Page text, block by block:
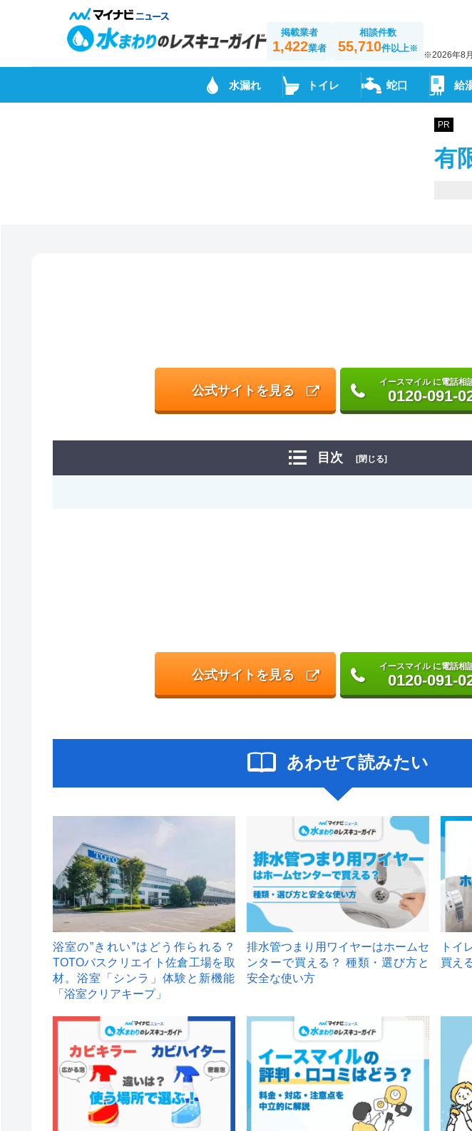
掲載業者
1,422業者
相談件数
55,710件以上※
※2026年8
水漏れ トイレ 蛇口 給
PR
有
公式サイトを見る
イースマイル に電話相
0120-091-
目次 [閉じる]
公式サイトを見る
イースマイル に電話相
0120-091-
あわせて読みたい
浴室の”きれい”はどう作られる？
TOTOバスクリエイト佐倉工場を取
材。浴室「シンラ」体験と新機能
「浴室クリアキープ」
排水管つまり用ワイヤーはホームセ
ンターで買える？ 種類・選び方と
安全な使い方
トイ
買え